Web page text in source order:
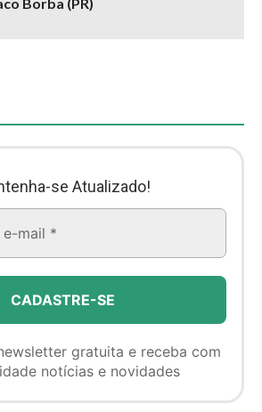
se Atualizado!
gratuita e receba com
notícias e novidades